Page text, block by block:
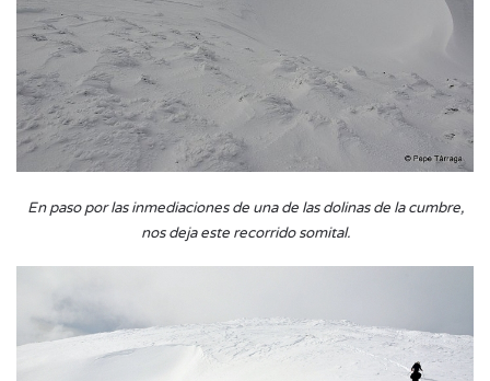
En paso por las inmediaciones de una de las dolinas de la cumbre,
nos deja este recorrido somital.